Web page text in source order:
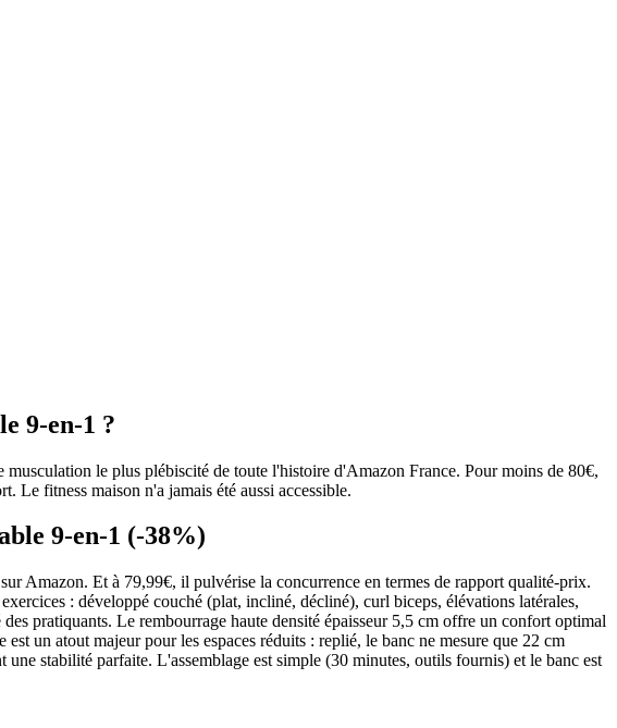
9-en-1 ?
le plus plébiscité de toute l'histoire d'Amazon France. Pour moins de 80€,
Le fitness maison n'a jamais été aussi accessible.
9-en-1 (-38%)
Amazon. Et à 79,99€, il pulvérise la concurrence en termes de rapport qualité-prix.
: développé couché (plat, incliné, décliné), curl biceps, élévations latérales,
pratiquants. Le rembourrage haute densité épaisseur 5,5 cm offre un confort optimal
un atout majeur pour les espaces réduits : replié, le banc ne mesure que 22 cm
stabilité parfaite. L'assemblage est simple (30 minutes, outils fournis) et le banc est